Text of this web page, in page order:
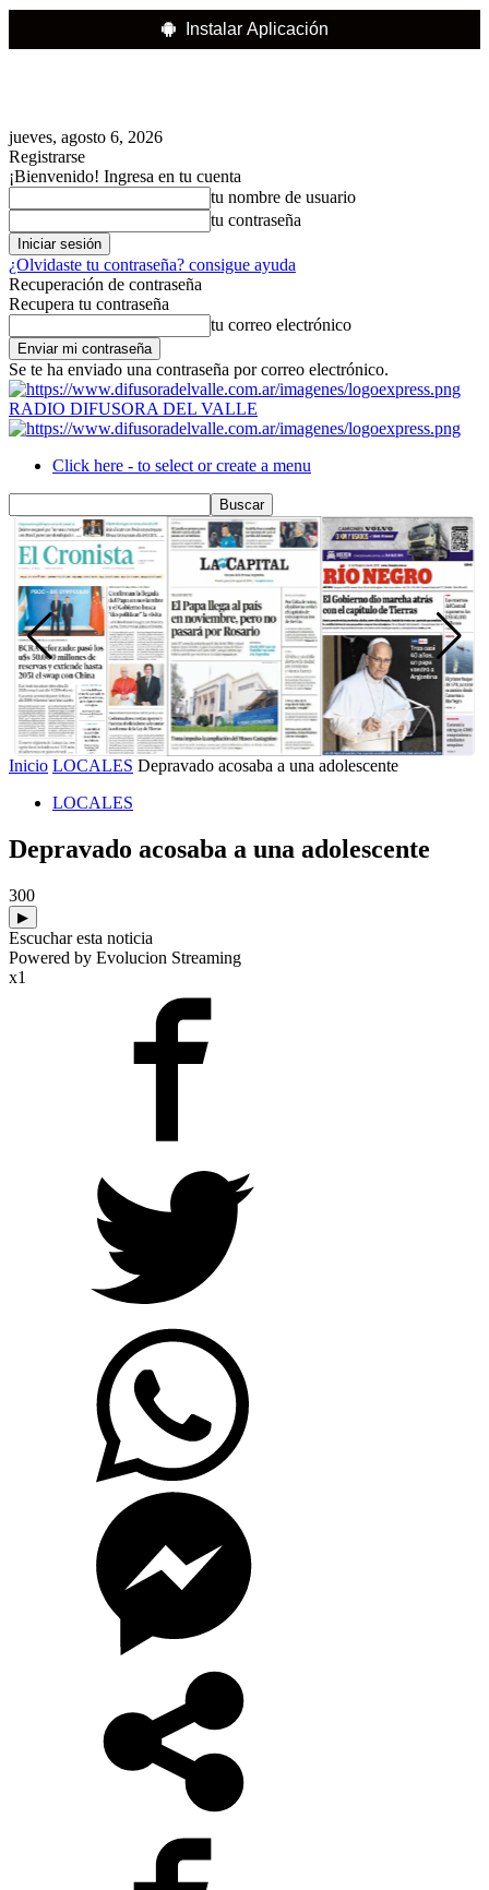
Instalar Aplicación
jueves, agosto 6, 2026
Registrarse
¡Bienvenido! Ingresa en tu cuenta
tu nombre de usuario
tu contraseña
¿Olvidaste tu contraseña? consigue ayuda
Recuperación de contraseña
Recupera tu contraseña
tu correo electrónico
Se te ha enviado una contraseña por correo electrónico.
RADIO DIFUSORA DEL VALLE
Click here - to select or create a menu
Inicio LOCALES Depravado acosaba a una adolescente
LOCALES
Depravado acosaba a una adolescente
300
▶
Escuchar esta noticia
Powered by Evolucion Streaming
x1